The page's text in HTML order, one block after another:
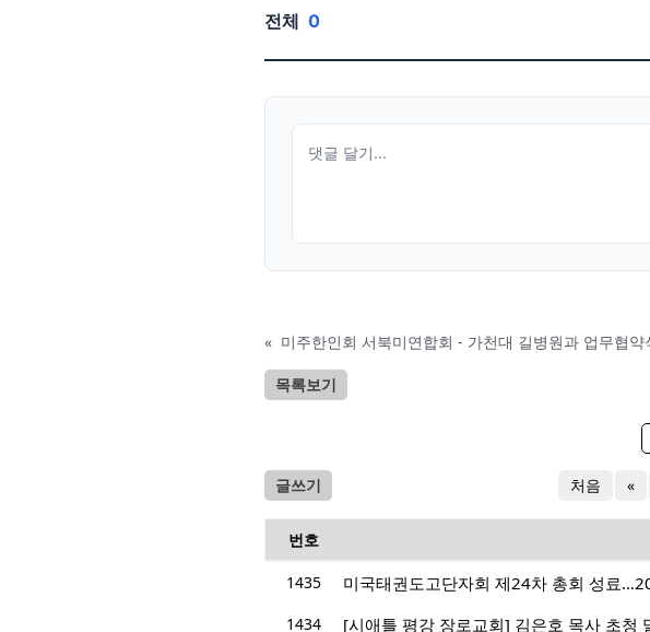
전체 0
« 미주한인회 서북미연합회 - 가천대 길병원과 업무협약
목록보기
글쓰기 처음 «
번호
1435 미국태권도고단자회 제24차 총회 성료
1434
[시애틀 평강 장로교회] 김은호 목사 초청